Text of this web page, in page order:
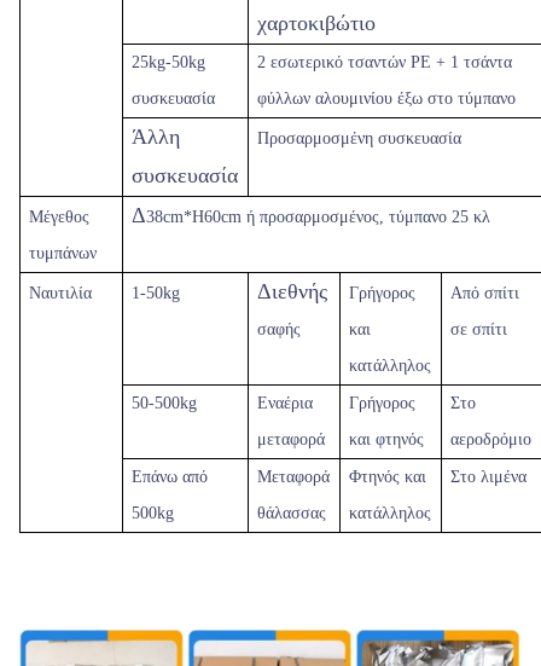
χαρτοκιβώτιο
25kg-50kg
συσκευασία
2 εσωτερικό τσαντών PE + 1 τσάντα
φύλλων αλουμινίου έξω στο τύμπανο
Άλλη
συσκευασία
Προσαρμοσμένη συσκευασία
Μέγεθος
τυμπάνων
Δ38cm*H60cm ή προσαρμοσμένος, τύμπανο 25 κλ
Ναυτιλία 1-50kg Διεθνής
σαφής
Γρήγορος
και
κατάλληλος
Από σπίτι
σε σπίτι
50-500kg
Εναέρια
μεταφορά
Γρήγορος
και φτηνός
Στο
αεροδρόμιο
Επάνω από
500kg
Μεταφορά
θάλασσας
Φτηνός και
κατάλληλος
Στο λιμένα